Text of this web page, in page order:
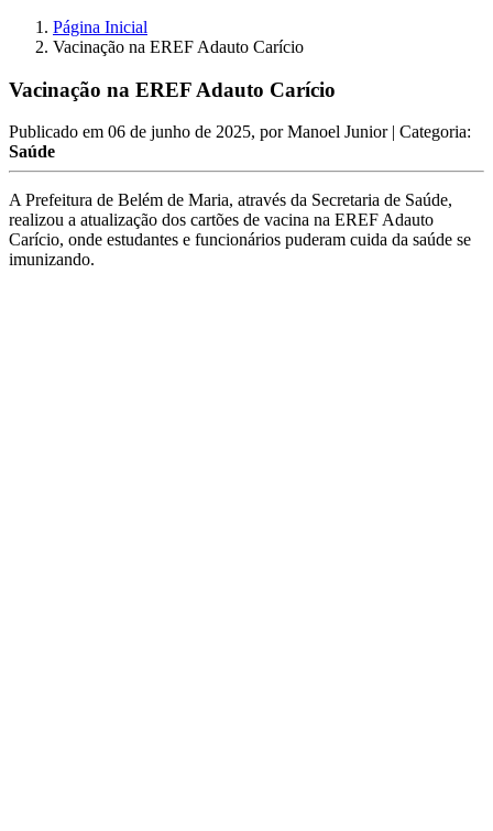
Página Inicial
Vacinação na EREF Adauto Carício
Vacinação na EREF Adauto Carício
Publicado em 06 de junho de 2025, porManoel Junior | Categoria:
Saúde
A Prefeitura de Belém de Maria, através da Secretaria de Saúde,
realizou a atualização dos cartões de vacina na EREF Adauto
Carício, onde estudantes e funcionários puderam cuida da saúde se
imunizando.